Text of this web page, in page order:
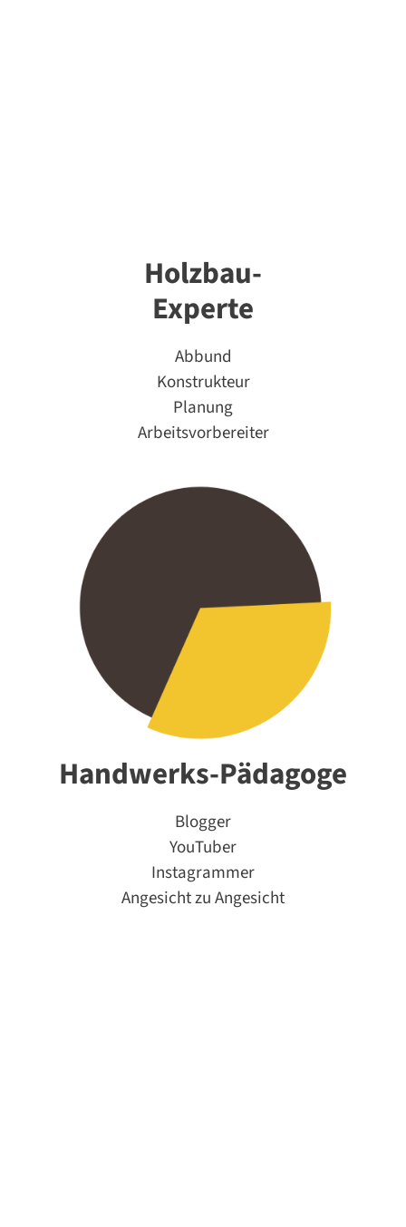
Holzbau-
Experte
Abbund
Konstrukteur
Planung
Arbeitsvorbereiter
Handwerks-Pädagoge
Blogger
YouTuber
Instagrammer
Angesicht zu Angesicht